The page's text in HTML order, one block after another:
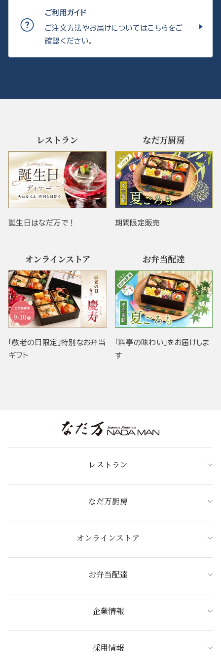
ご利用ガイド
ご注文方法やお届けについてはこちらをご
確認ください。
レストラン
誕生日はなだ万で！
なだ万厨房
期間限定販売
オンラインストア
「敬老の日限定」特別なお弁当
ギフト
お弁当配達
「料亭の味わい」をお届けしま
す
レストラン
なだ万厨房
オンラインストア
お弁当配達
企業情報
採用情報